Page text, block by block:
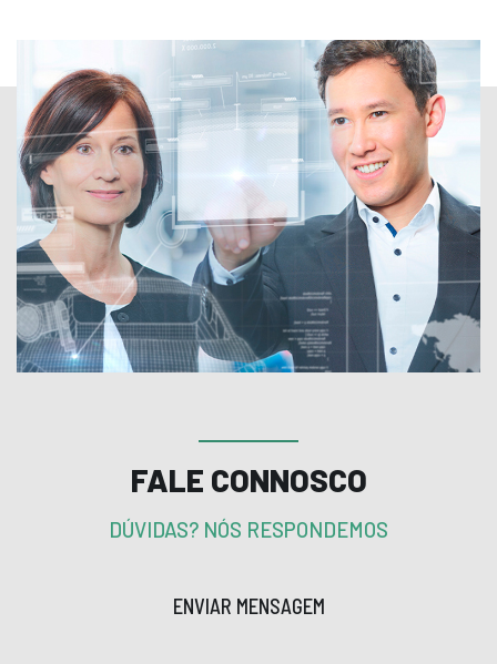
FALE CONNOSCO
DÚVIDAS? NÓS RESPONDEMOS
ENVIAR MENSAGEM